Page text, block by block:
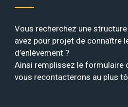
Vous recherchez une
avez pour projet de connaître
d’enlèvement ?
Ainsi remplissez le formulaire
vous recontacterons au plus